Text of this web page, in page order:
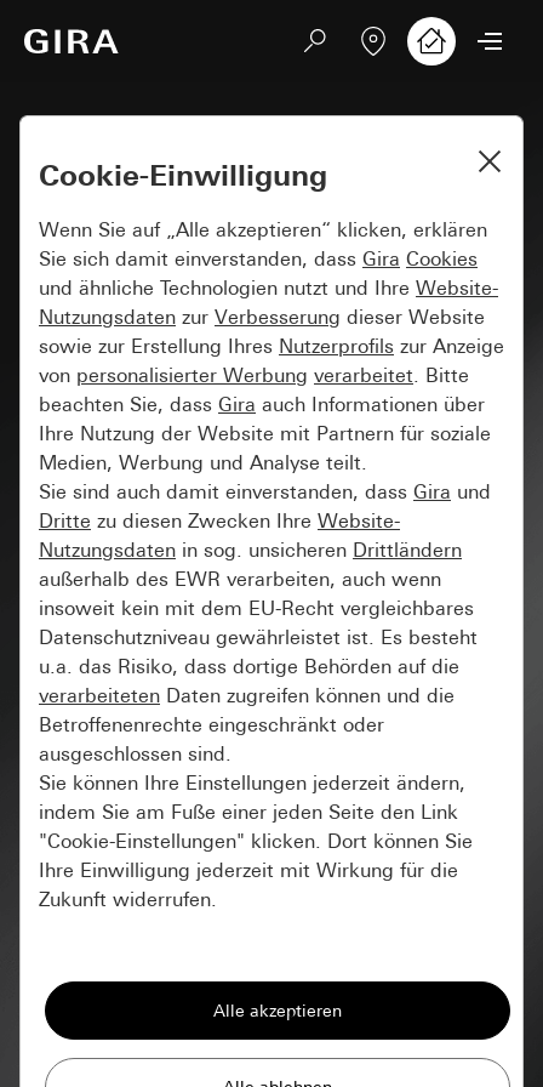
Für Gira ist Nachhaltigkeit
kein Ziel, das irgendwann
erreicht ist, sondern ein
Cookie-Einwilligung
Wenn Sie auf „Alle akzeptieren“ klicken, erklären
Sie sich damit einverstanden, dass Gira Cookies
und ähnliche Technologien nutzt und Ihre Website-
Nutzungsdaten zur Verbesserung dieser Website
sowie zur Erstellung Ihres Nutzerprofils zur Anzeige
von personalisierter Werbung verarbeitet. Bitte
beachten Sie, dass Gira auch Informationen über
Ihre Nutzung der Website mit Partnern für soziale
Medien, Werbung und Analyse teilt.
Sie sind auch damit einverstanden, dass Gira und
Dritte zu diesen Zwecken Ihre Website-
Nutzungsdaten in sog. unsicheren Drittländern
außerhalb des EWR verarbeiten, auch wenn
insoweit kein mit dem EU-Recht vergleichbares
Datenschutzniveau gewährleistet ist. Es besteht
u.a. das Risiko, dass dortige Behörden auf die
verarbeiteten Daten zugreifen können und die
Betroffenenrechte eingeschränkt oder
ausgeschlossen sind.
Sie können Ihre Einstellungen jederzeit ändern,
indem Sie am Fuße einer jeden Seite den Link
"Cookie-Einstellungen" klicken. Dort können Sie
Ihre Einwilligung jederzeit mit Wirkung für die
Zukunft widerrufen.
Alle Cookies, die wir benötigen um Ihnen die